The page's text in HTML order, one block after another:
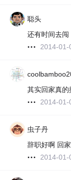
聪头
还有时间去闯
2014-01-
其实回家真的
2014-01-
虫子丹
辞职好啊 回
2014-01-